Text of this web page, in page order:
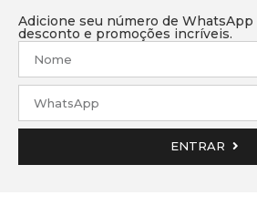
Adicione seu número de
desconto e promoções incríveis.
ENTRAR